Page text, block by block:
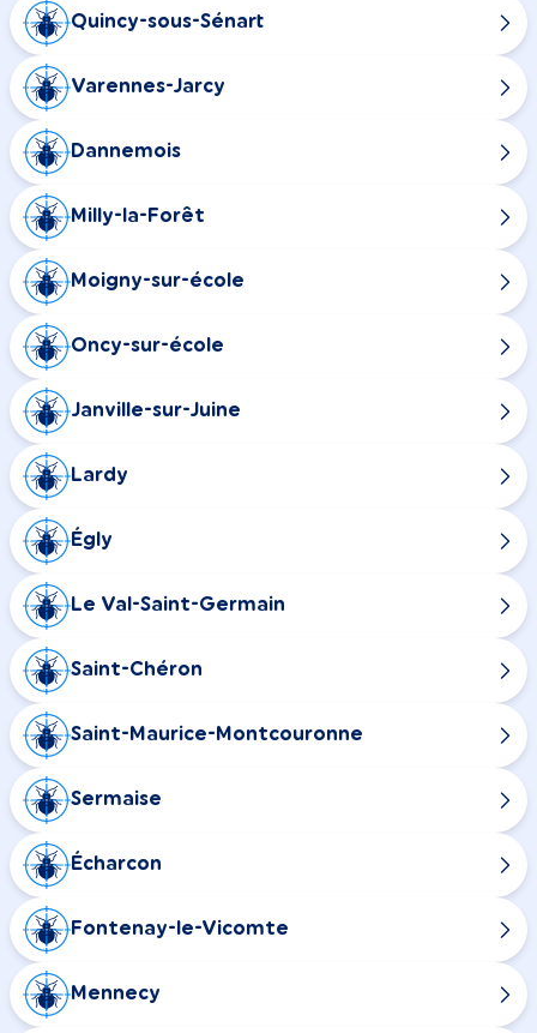
Quincy-sous-Sénart
Varennes-Jarcy
Dannemois
Milly-la-Forêt
Moigny-sur-école
Oncy-sur-école
Janville-sur-Juine
Lardy
Égly
Le Val-Saint-Germain
Saint-Chéron
Saint-Maurice-Montcouronne
Sermaise
Écharcon
Fontenay-le-Vicomte
Mennecy